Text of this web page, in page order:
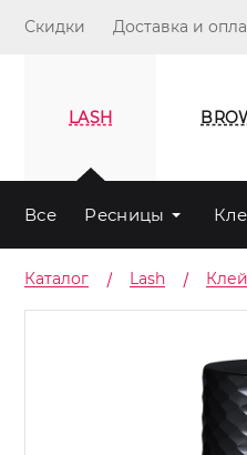
Скидки Доставка и
LASH
Все Ресницы
Каталог Lash Клей